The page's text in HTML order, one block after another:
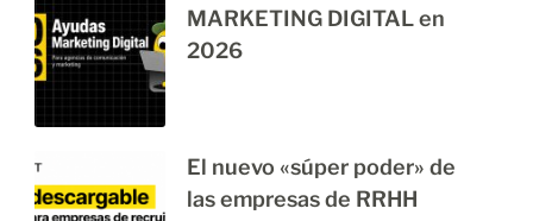
MARKETING DIGITAL en
2026
El nuevo «súper poder» de
las empresas de RRHH